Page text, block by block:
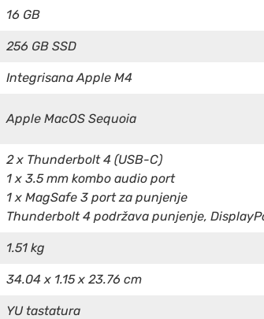
16 GB
256 GB SSD
Integrisana Apple M4
Apple MacOS Sequoia
2 x Thunderbolt 4 (USB-C)
1 x 3.5 mm kombo audio port
1 x MagSafe 3 port za punjenje
Thunderbolt 4 podržava punjenje,
1.51 kg
34.04 x 1.15 x 23.76 cm
YU tastatura